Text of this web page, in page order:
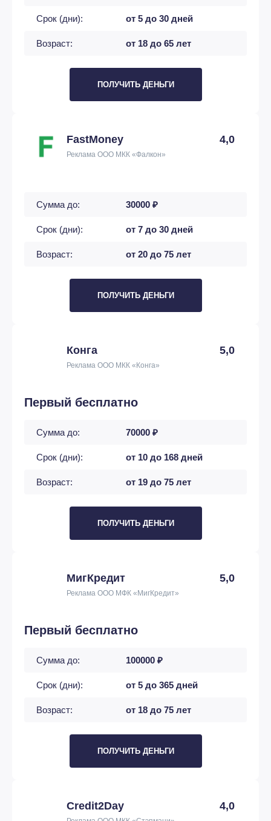
Срок (дни): от 5 до 30 дней
Возраст: от 18 до 65 лет
ПОЛУЧИТЬ ДЕНЬГИ
FastMoney 4,0
Реклама ООО МКК «Фалкон»
Сумма до: 30000 ₽
Срок (дни): от 7 до 30 дней
Возраст: от 20 до 75 лет
ПОЛУЧИТЬ ДЕНЬГИ
Конга 5,0
Реклама ООО МКК «Конга»
Первый бесплатно
Сумма до: 70000 ₽
Срок (дни): от 10 до 168 дней
Возраст: от 19 до 75 лет
ПОЛУЧИТЬ ДЕНЬГИ
МигКредит 5,0
Реклама ООО МФК «МигКредит»
Первый бесплатно
Сумма до: 100000 ₽
Срок (дни): от 5 до 365 дней
Возраст: от 18 до 75 лет
ПОЛУЧИТЬ ДЕНЬГИ
Credit2Day 4,0